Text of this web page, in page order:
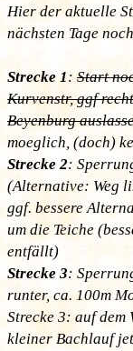
Hier der aktuelle
nächsten Tage
Strecke 1: Start
Kurvenstr, ggf
Beyenburg
moeglich, (doch)
Strecke 2:
(Alternative: Weg
ggf. bessere
um die Teiche
entfällt)
Strecke 3:
runter, ca. 100m
Strecke 3: auf dem
kleiner Bachlauf